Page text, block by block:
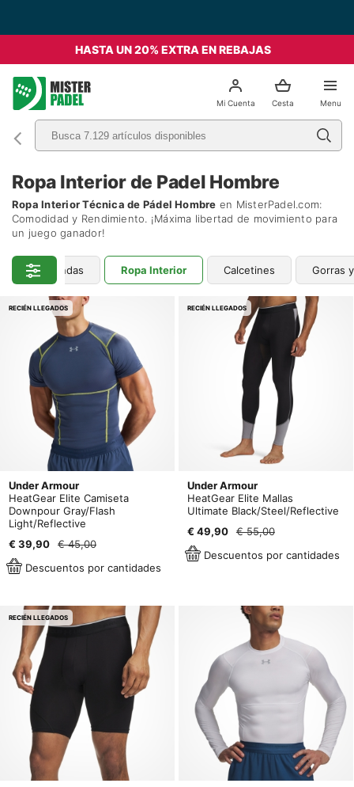
HASTA UN 20% EXTRA EN REBAJAS
Menu
Cesta
Mi Cuenta
Ropa Interior de Padel Hombre
Ropa Interior Técnica de Pádel Hombre en MisterPadel.com:
Comodidad y Rendimiento. ¡Máxima libertad de movimiento para
un juego ganador!
Bandas Ropa Interior Calcetines Gorras
RECIÉN LLEGADOS
Under Armour
HeatGear Elite Camiseta
Downpour Gray/Flash
Light/Reflective
€ 39,90
€ 45,00
Descuentos por cantidades
RECIÉN LLEGADOS
Under Armour
HeatGear Elite Mallas
Ultimate Black/Steel/Reflective
€ 49,90
€ 55,00
Descuentos por cantidades
RECIÉN LLEGADOS